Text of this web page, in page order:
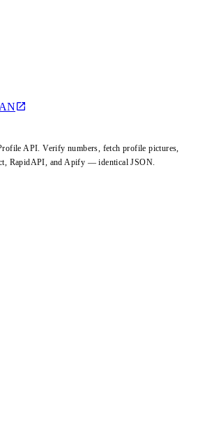
API. Verify numbers, fetch profile pictures,
RapidAPI, and Apify — identical JSON.